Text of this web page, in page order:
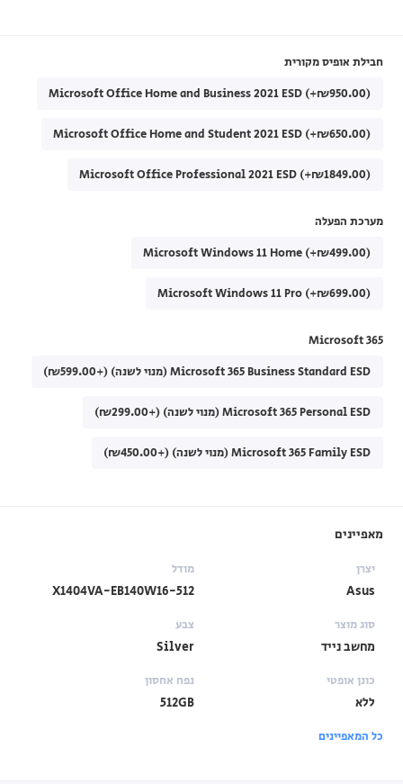
חבילת אופיס מקורית
Microsoft Office Home and Business 2021 ESD (+₪950.00)
Microsoft Office Home and Student 2021 ESD (+₪650.00)
Microsoft Office Professional 2021 ESD (+₪1849.00)
מערכת הפעלה
Microsoft Windows 11 Home (+₪499.00)
Microsoft Windows 11 Pro (+₪699.00)
Microsoft 365
Microsoft 365 Business Standard ESD (מנוי לשנה) (+₪599.00)
Microsoft 365 Personal ESD (מנוי לשנה) (+₪299.00)
Microsoft 365 Family ESD (מנוי לשנה) (+₪450.00)
מאפיינים
יצרן
Asus
מודל
X1404VA-EB140W16-512
סוג מוצר
מחשב נייד
צבע
Silver
כונן אופטי
ללא
נפח אחסון
512GB
כל המאפיינים